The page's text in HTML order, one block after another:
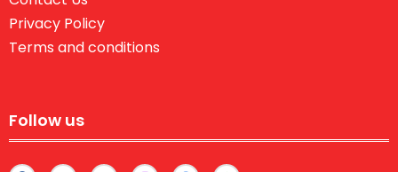
Privacy Policy
Terms and conditions
Follow us